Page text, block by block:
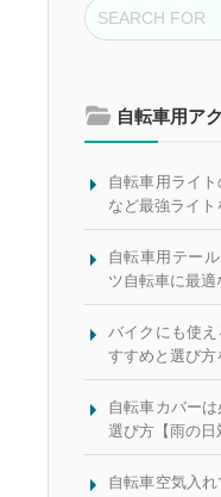
自転車用ア
自転車用ライ
など最強ライト
自転車用テー
ツ自転車に最
バイクにも使
すすめと選び方
自転車カバー
選び方【雨の日
自転車空気入